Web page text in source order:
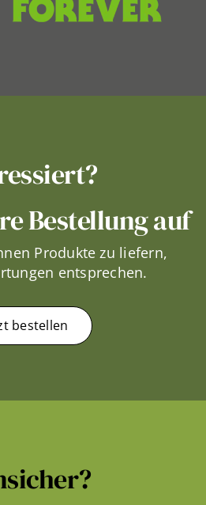
Bestellung auf
Produkte zu liefern,
entsprechen.
bestellen